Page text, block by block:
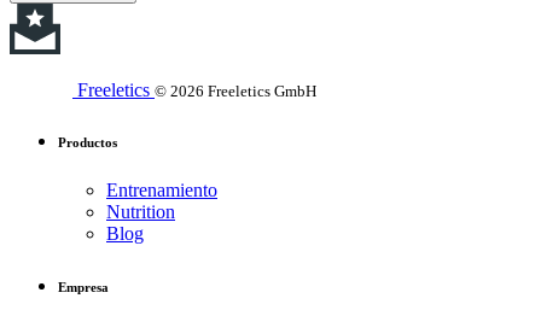
Freeletics © 2026 Freeletics GmbH
Productos
Entrenamiento
Nutrition
Blog
Empresa